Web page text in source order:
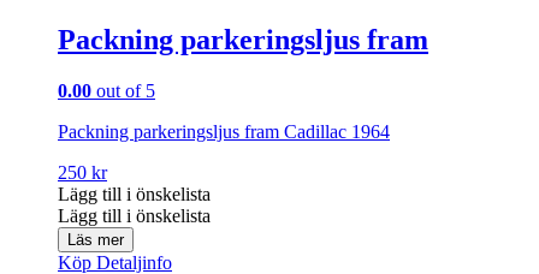
Packning parkeringsljus fram
0.00 out of 5
Packning parkeringsljus fram Cadillac 1964
250 kr
Lägg till i önskelista
Lägg till i önskelista
Läs mer
Köp Detaljinfo